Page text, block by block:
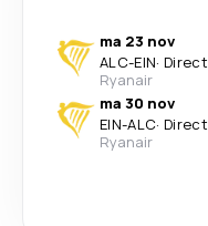
ma 23 nov
ALC-EIN· Direct
Ryanair
ma 30 nov
EIN-ALC· Direct
Ryanair